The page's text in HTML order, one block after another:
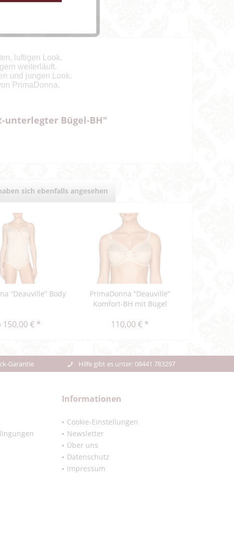
luftigen Look.
weiterläuft.
und jungen Look.
PrimaDonna.
unterlegter Bügel-BH"
sich ebenfalls angesehen
“Deauville” Body
150,00 € *
PrimaDonna “Deauville”
Komfort-BH mit Bügel
110,00 € *
Garantie Hilfe gibt es unter: 08441 783297
Informationen
Cookie-Einstellungen
Newsletter
Über uns
Datenschutz
Impressum